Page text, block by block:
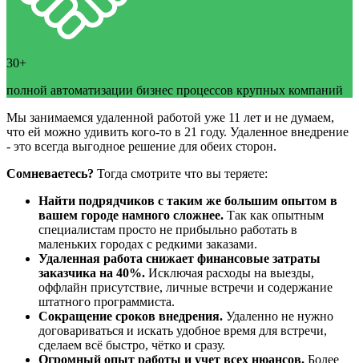
30+
полной автоматизации бизнес процессов крупных компаний
Мы занимаемся удаленной работой уже 11 лет и не думаем,
что ей можно удивить кого-то в 21 году. Удаленное внедрение
- это всегда выгодное решение для обеих сторон.
Сомневаетесь? Тогда смотрите что вы теряете:
Найти подрядчиков с таким же большим опытом в
вашем городе намного сложнее. Так как опытным
специалистам просто не прибыльно работать в
маленьких городах с редкими заказами.
Удаленная работа снижает финансовые затраты
заказчика на 40%. Исключая расходы на выезды,
оффлайн присутствие, личные встречи и содержание
штатного программиста.
Сокращение сроков внедрения. Удаленно не нужно
договариваться и искать удобное время для встречи,
сделаем всё быстро, чётко и сразу.
Огромный опыт работы и учет всех нюансов. Более